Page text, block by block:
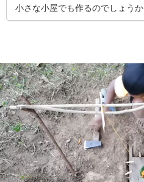
小さな小屋でも作るのでしょうか